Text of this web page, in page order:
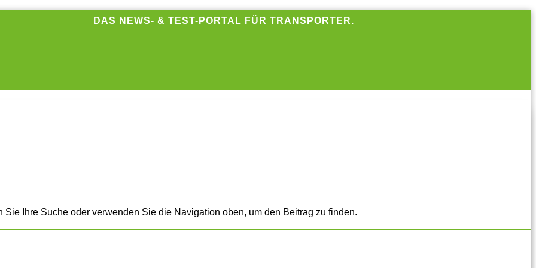
DAS NEWS- & TEST-PORTAL FÜR TRANSPORTER.
Ihre Suche oder verwenden Sie die Navigation oben, um den Beitrag zu finden.